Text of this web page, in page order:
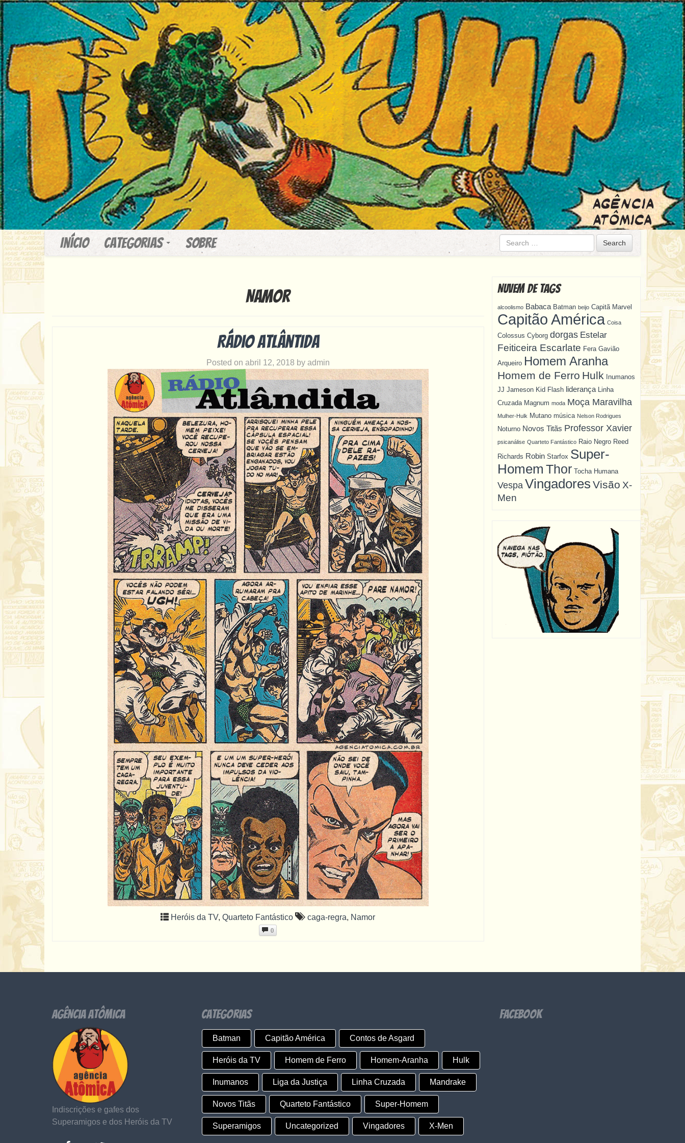
Início Categorias Sobre Search
Namor
Rádio Atlântida
Posted on abril 12, 2018 by admin
Heróis da TV,Quarteto Fantástico caga-regra, Namor
0
Nuvem de Tags
alcoolismo Babaca Batman beijo Capitã Marvel
Capitão América Coisa
Colossus Cyborg dorgas Estelar
Feiticeira Escarlate Fera Gavião
Arqueiro Homem Aranha
Homem de Ferro Hulk
Inumanos
JJ Jameson Kid Flash liderança Linha
Cruzada Magnum moda Moça Maravilha
Mulher-Hulk Mutano música Nelson Rodrigues
Noturno Novos Titãs Professor Xavier
psicanálise Quarteto Fantástico Raio Negro Reed
Richards Robin Starfox Super-
Homem Thor Tocha Humana
Vespa Vingadores Visão X-
Men
Agência Atômica
Indiscrições e gafes dos
Superamigos e dos Heróis da TV
Categorias
Batman Capitão América Contos de Asgard
Heróis da TV Homem de Ferro Homem-Aranha Hulk
Inumanos Liga da Justiça Linha Cruzada Mandrake
Novos Titãs Quarteto Fantástico Super-Homem
Superamigos Uncategorized Vingadores X-Men
Facebook